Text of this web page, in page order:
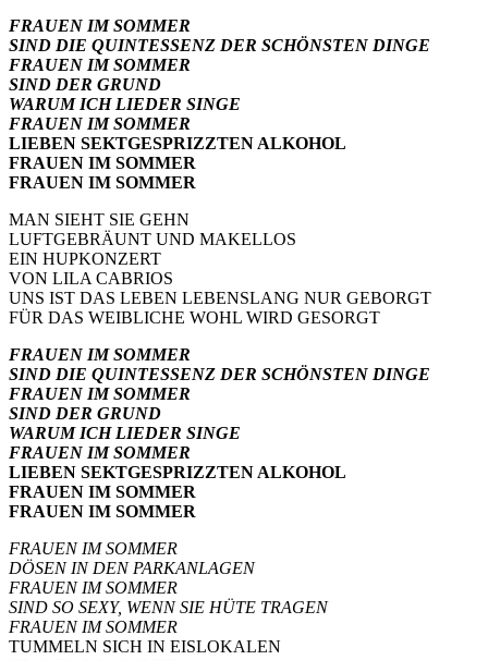
FRAUEN IM SOMMER
SIND DIE QUINTESSENZ DER SCHÖNSTEN DINGE
FRAUEN IM SOMMER
SIND DER GRUND
WARUM ICH LIEDER SINGE
FRAUEN IM SOMMER
LIEBEN SEKTGESPRIZZTEN ALKOHOL
FRAUEN IM SOMMER
FRAUEN IM SOMMER
MAN SIEHT SIE GEHN
LUFTGEBRÄUNT UND MAKELLOS
EIN HUPKONZERT
VON LILA CABRIOS
UNS IST DAS LEBEN LEBENSLANG NUR GEBORGT
FÜR DAS WEIBLICHE WOHL WIRD GESORGT
FRAUEN IM SOMMER
SIND DIE QUINTESSENZ DER SCHÖNSTEN DINGE
FRAUEN IM SOMMER
SIND DER GRUND
WARUM ICH LIEDER SINGE
FRAUEN IM SOMMER
LIEBEN SEKTGESPRIZZTEN ALKOHOL
FRAUEN IM SOMMER
FRAUEN IM SOMMER
FRAUEN IM SOMMER
DÖSEN IN DEN PARKANLAGEN
FRAUEN IM SOMMER
SIND SO SEXY, WENN SIE HÜTE TRAGEN
FRAUEN IM SOMMER
TUMMELN SICH IN EISLOKALEN